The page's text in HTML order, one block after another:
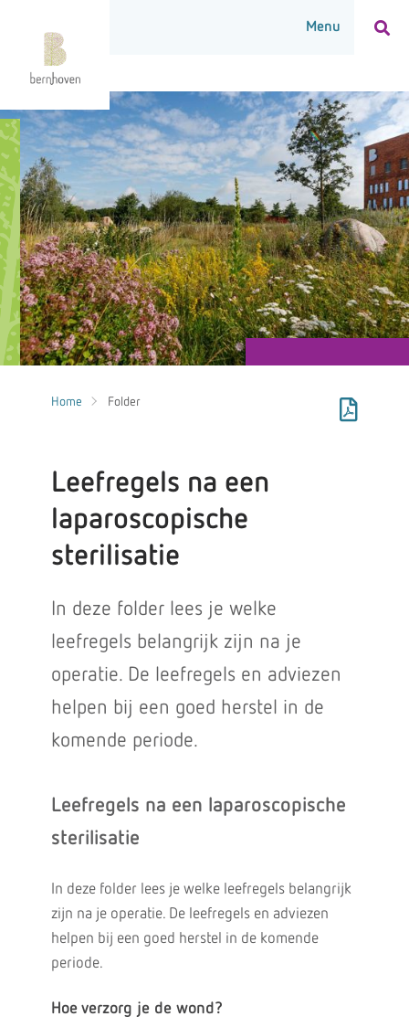
Home Folder
Leefregels na een
laparoscopische
sterilisatie
In deze folder lees je welke
leefregels belangrijk zijn na je
operatie. De leefregels en adviezen
helpen bij een goed herstel in de
komende periode.
Leefregels na een laparoscopische
sterilisatie
In deze folder lees je welke leefregels belangrijk
zijn na je operatie. De leefregels en adviezen
helpen bij een goed herstel in de komende
periode.
Hoe verzorg je de wond?